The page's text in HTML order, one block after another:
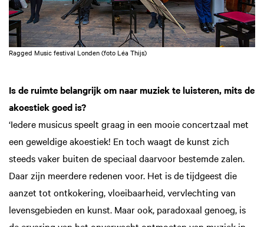
Ragged Music festival Londen (foto Léa Thijs)
Is de ruimte belangrijk om naar muziek te luisteren, mits de
akoestiek goed is?
‘Iedere musicus speelt graag in een mooie concertzaal met
een geweldige akoestiek! En toch waagt de kunst zich
steeds vaker buiten de speciaal daarvoor bestemde zalen.
Daar zijn meerdere redenen voor. Het is de tijdgeest die
aanzet tot ontkokering, vloeibaarheid, vervlechting van
levensgebieden en kunst. Maar ook, paradoxaal genoeg, is